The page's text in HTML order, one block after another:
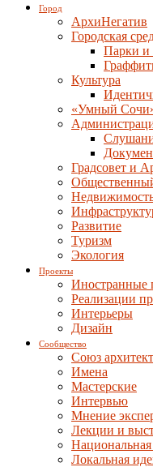
Город
АрхиНегатив
Городская
Парки и
Культура
«Умный
Градсовет и
Развитие
Туризм
Экология
Проекты
Иностранные
Реализации
Интерьеры
Дизайн
Сообщество
Союз
Имена
Мастерские
Интервью
Мнение
Лекции и
Национальная
Локальная